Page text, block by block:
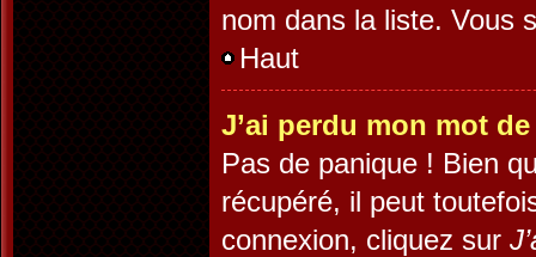
nom dans la liste. Vous
Haut
J’ai perdu mon mot
Pas de panique ! Bien
récupéré, il peut
connexion, cliquez sur